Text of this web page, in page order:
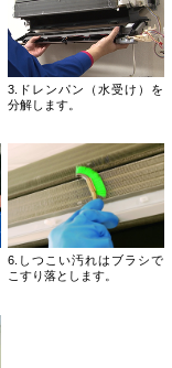
3.ドレンパン（水受け）を
分解します。
6.しつこい汚れはブラシで
こすり落とします。